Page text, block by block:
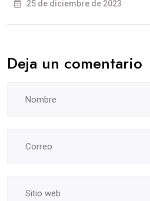
25 de diciembre de 2023
Deja un comentario